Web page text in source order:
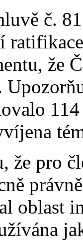
č.
že
114
že pro
oblast